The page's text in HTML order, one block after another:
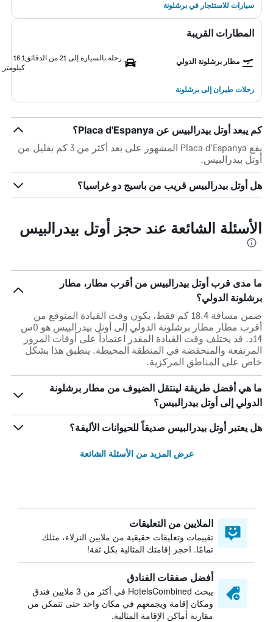
سيارات للاستئجار في برشلونة
المطارات القريبة
مطار برشلونة الدولي رحلة بالسيارة إلى 21 من الدقائق
16.1
كيلومتر
رحلات طيران إلى برشلونة
كم يبعد أوتل بيدرالبيس عن Placa d'Espanya؟
يقع Placa d'Espanya المشهور على بعد أكثر من 3 كم بقليل من
أوتل بيدرالبيس.
هل أوتل بيدرالبيس قريب من باسيج دو غراسيا؟
الأسئلة الشائعة عند حجز أوتل بيدرالبيس
ما مدى قرب أوتل بيدرالبيس من أقرب مطار، مطار
برشلونة الدولي؟
ضمن مسافة 18.4 كم فقط، يكون وقت القيادة المتوقع من
أقرب مطار مطار برشلونة الدولي إلى أوتل بيدرالبيس هو 0س
14د. قد يختلف وقت القيادة المقدر اعتماداً على أوقات المرور
المرتفعة والمنخفضة في المنطقة المحيطة. ينطبق هذا بشكل
خاص على المناطق المركزية.
ما هي أفضل طريقة لينتقل الضيوف من مطار برشلونة
الدولي إلى أوتل بيدرالبيس؟
هل يعتبر أوتل بيدرالبيس صديقاً للحيوانات الأليفة؟
عرض المزيد من الأسئلة الشائعة
الملايين من التعليقات
تقييمات وتعليقات حقيقية من ملايين النزلاء، مثلك
تمامًا. احجز إقامتك المثالية بكل ثقة!
أفضل صفقات الفنادق
يبحث HotelsCombined في أكثر من 3 ملايين فندق
ومكان إقامة ويجمعهم في مكان واحد حتى تتمكن من
مقارنة أماكن الإقامة المثالية.